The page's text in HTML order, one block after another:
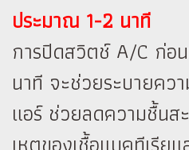
ประมาณ 1-2 นาที
การปิดสวิตช์ A/C ก่อ
นาที จะช่วยระบายคว
แอร์ ช่วยลดความชื้นส